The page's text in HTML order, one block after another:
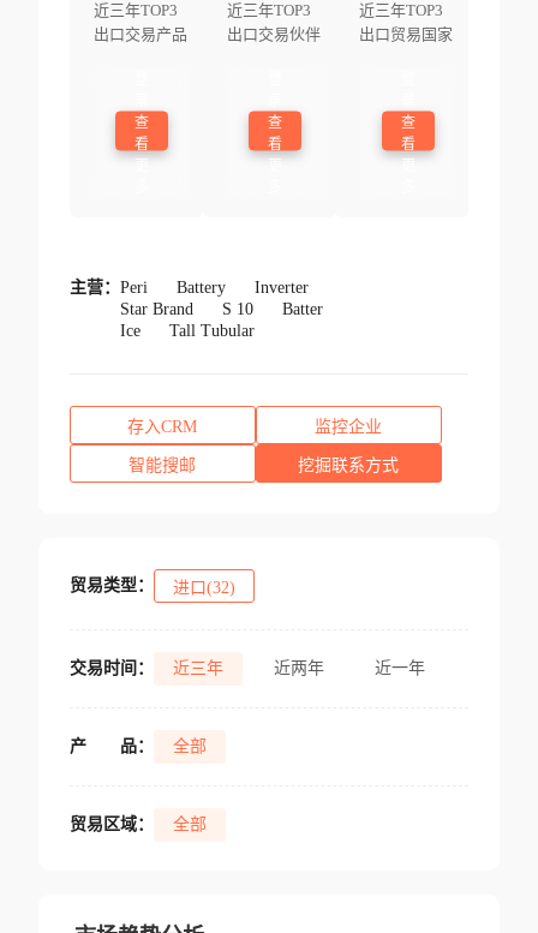
近三年TOP3
出口交易产品
查
看
近三年TOP3
出口交易伙伴
查
看
近三年TOP3
出口贸易国家
查
看
主营： Peri Battery
Inverter
Star Brand
S 10
Batter
Ice
Tall Tubular
存入CRM 监控企业
智能搜邮 挖掘联系方式
贸易类型： 进口(32)
交易时间： 近三年 近两年 近一年
产 品： 全部
贸易区域： 全部